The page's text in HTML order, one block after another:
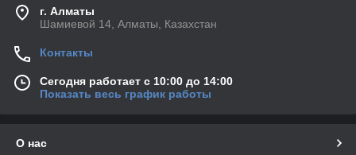
г. Алматы
Шамиевой 14, Алматы, Казахстан
Контакты
Сегодня работает с 10:00 до 14:00
Показать весь график работы
О нас